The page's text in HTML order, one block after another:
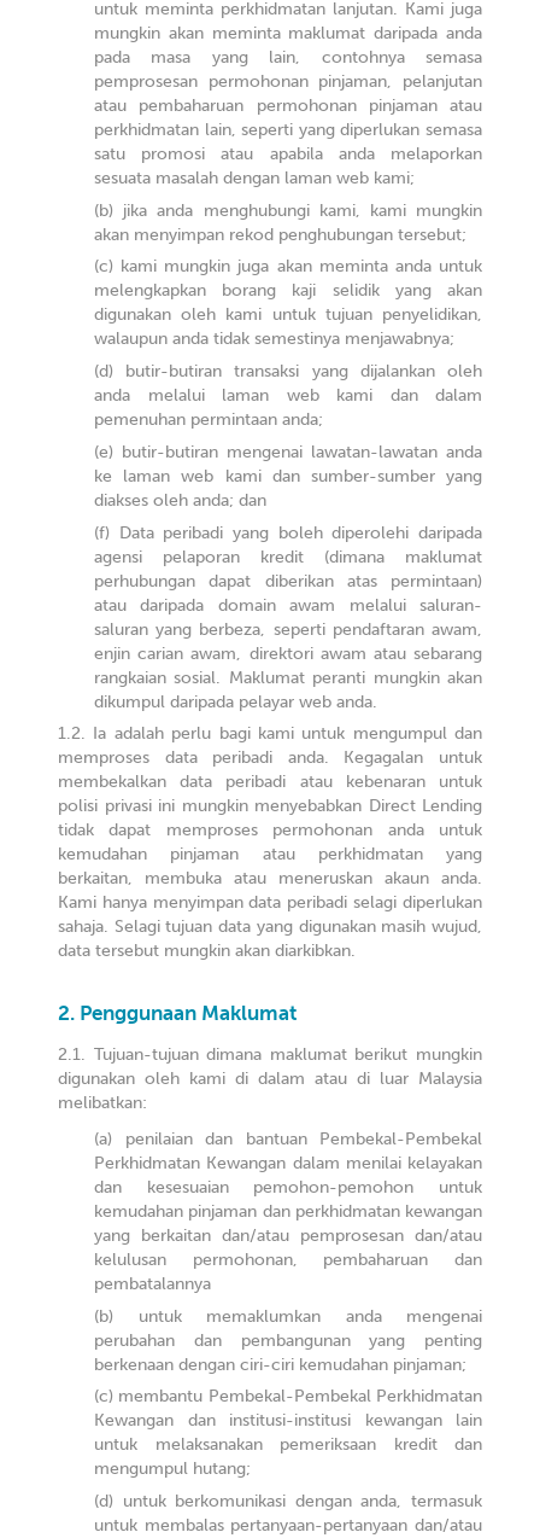
untuk meminta perkhidmatan lanjutan. Kami juga
mungkin akan meminta maklumat daripada anda
pada masa yang lain, contohnya semasa
pemprosesan permohonan pinjaman, pelanjutan
atau pembaharuan permohonan pinjaman atau
perkhidmatan lain, seperti yang diperlukan semasa
satu promosi atau apabila anda melaporkan
sesuata masalah dengan laman web kami;
jika anda menghubungi kami, kami mungkin
akan menyimpan rekod penghubungan tersebut;
kami mungkin juga akan meminta anda untuk
melengkapkan borang kaji selidik yang akan
digunakan oleh kami untuk tujuan penyelidikan,
walaupun anda tidak semestinya menjawabnya;
butir-butiran transaksi yang dijalankan oleh
anda melalui laman web kami dan dalam
pemenuhan permintaan anda;
butir-butiran mengenai lawatan-lawatan anda
ke laman web kami dan sumber-sumber yang
diakses oleh anda; dan
Data peribadi yang boleh diperolehi daripada
agensi pelaporan kredit (dimana maklumat
perhubungan dapat diberikan atas permintaan)
atau daripada domain awam melalui saluran-
saluran yang berbeza, seperti pendaftaran awam,
enjin carian awam, direktori awam atau sebarang
rangkaian sosial. Maklumat peranti mungkin akan
dikumpul daripada pelayar web anda.
Ia adalah perlu bagi kami untuk mengumpul dan
memproses data peribadi anda. Kegagalan untuk
membekalkan data peribadi atau kebenaran untuk
polisi privasi ini mungkin menyebabkan Direct Lending
tidak dapat memproses permohonan anda untuk
kemudahan pinjaman atau perkhidmatan yang
berkaitan, membuka atau meneruskan akaun anda.
Kami hanya menyimpan data peribadi selagi diperlukan
sahaja. Selagi tujuan data yang digunakan masih wujud,
data tersebut mungkin akan diarkibkan.
Penggunaan Maklumat
Tujuan-tujuan dimana maklumat berikut mungkin
digunakan oleh kami di dalam atau di luar Malaysia
melibatkan:
penilaian dan bantuan Pembekal-Pembekal
Perkhidmatan Kewangan dalam menilai kelayakan
dan kesesuaian pemohon-pemohon untuk
kemudahan pinjaman dan perkhidmatan kewangan
yang berkaitan dan/atau pemprosesan dan/atau
kelulusan permohonan, pembaharuan dan
pembatalannya
untuk memaklumkan anda mengenai
perubahan dan pembangunan yang penting
berkenaan dengan ciri-ciri kemudahan pinjaman;
membantu Pembekal-Pembekal Perkhidmatan
Kewangan dan institusi-institusi kewangan lain
untuk melaksanakan pemeriksaan kredit dan
mengumpul hutang;
untuk berkomunikasi dengan anda, termasuk
untuk membalas pertanyaan-pertanyaan dan/atau